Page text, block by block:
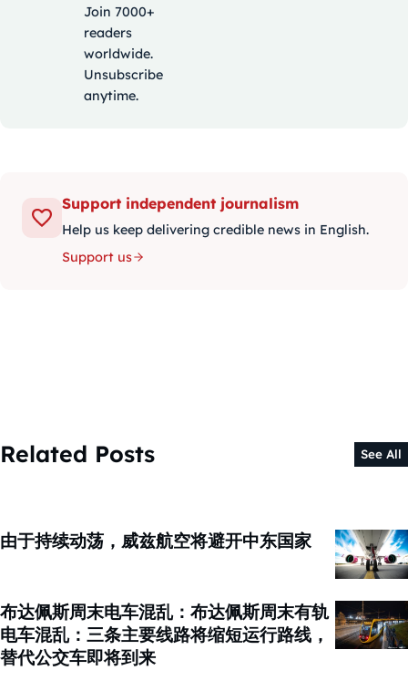
Join 7000+
readers
worldwide.
Unsubscribe
anytime.
Support independent journalism
Help us keep delivering credible news in English.
Support us
Related Posts See All
由于持续动荡，威兹航空将避开中东国家
布达佩斯周末电车混乱：布达佩斯周末有轨
电车混乱：三条主要线路将缩短运行路线，
替代公交车即将到来